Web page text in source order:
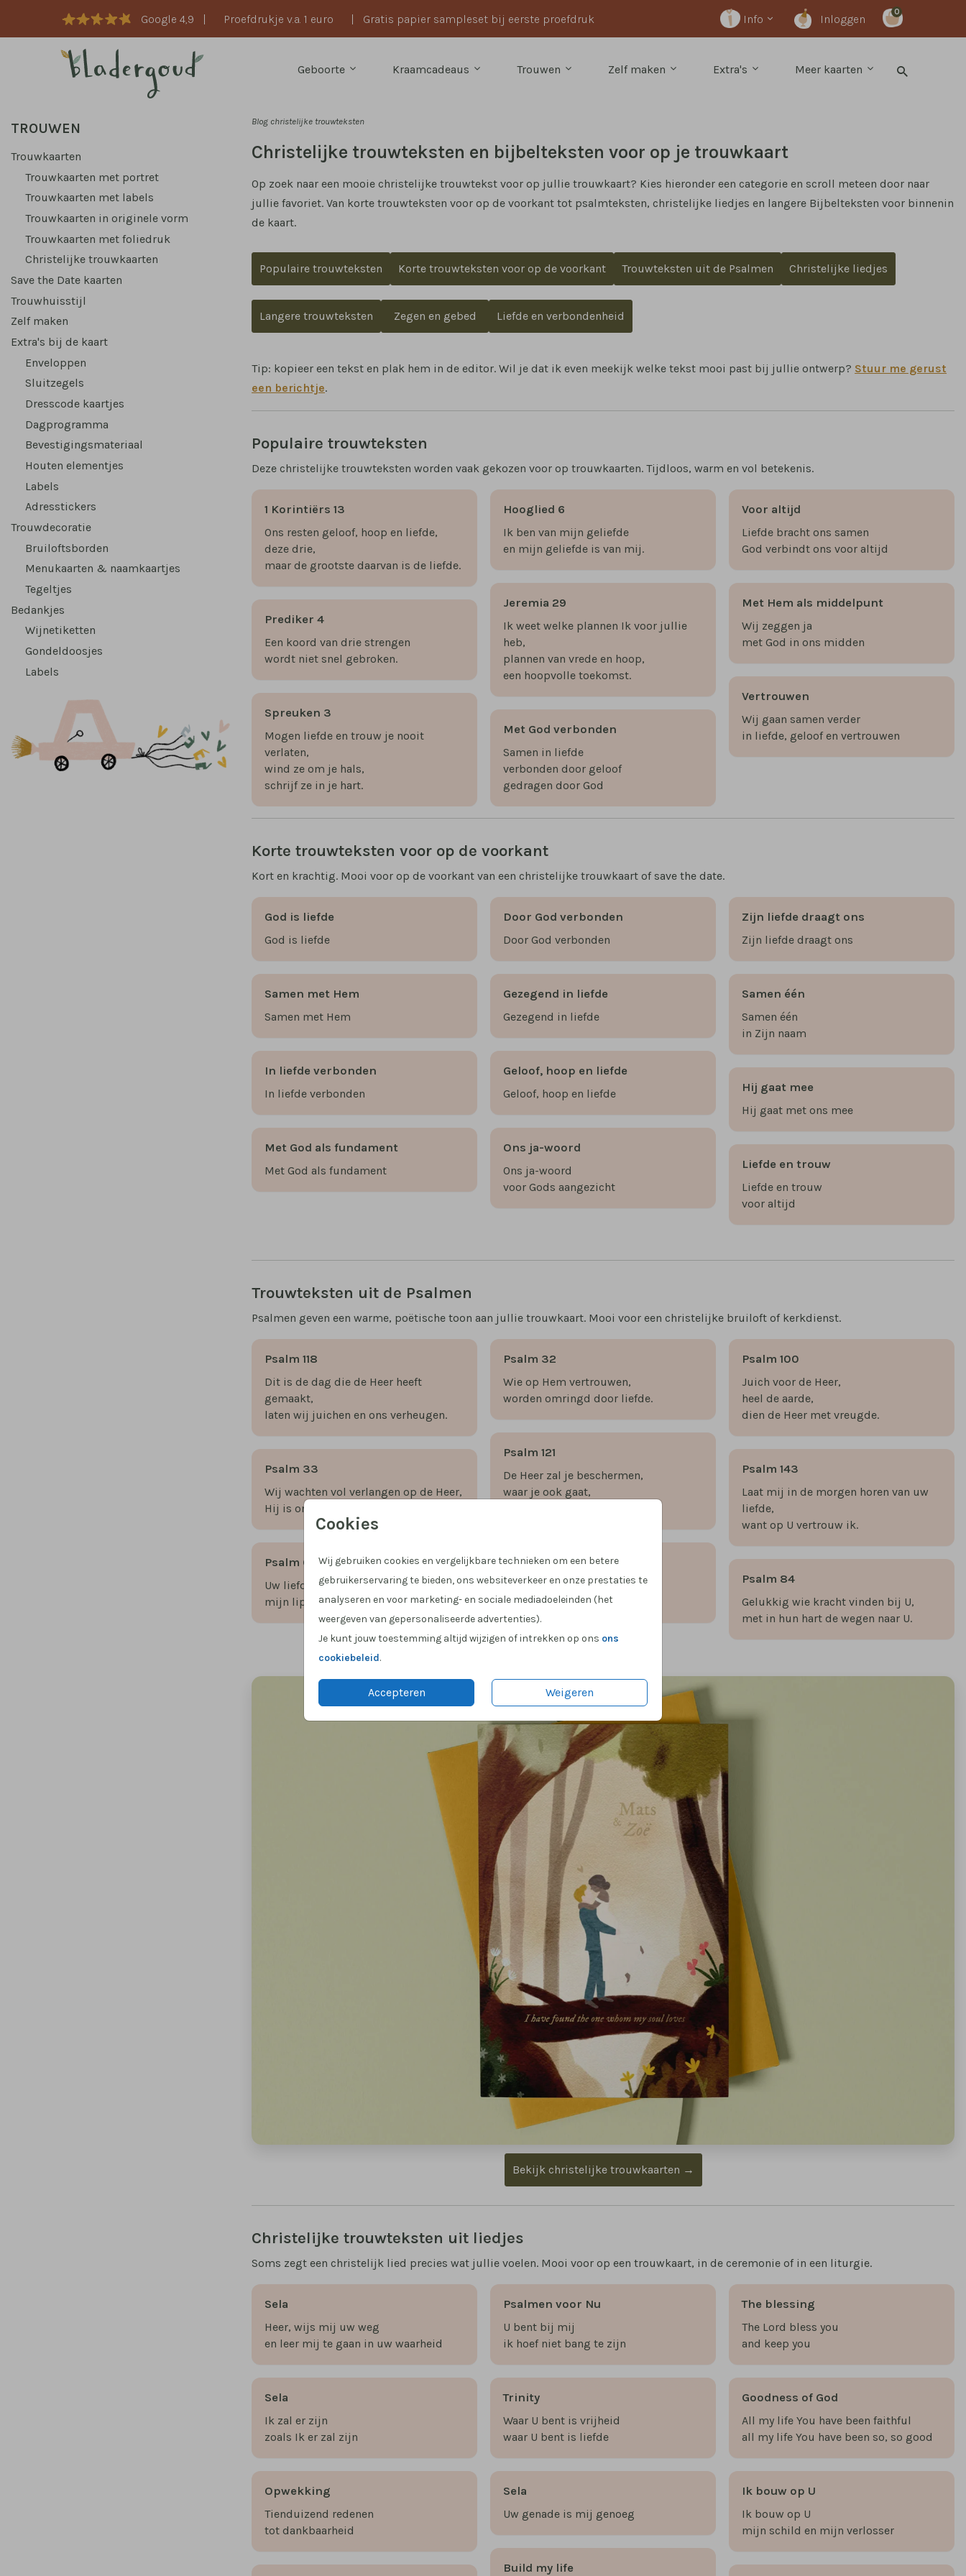
Google 4,9 | Proefdrukje v.a. 1 euro | Gratis papier sampleset bij eerste proefdruk Info Inloggen
0
Geboorte Kraamcadeaus Trouwen Zelf maken Extra's Meer kaarten
Cookies
Wij gebruiken cookies en vergelijkbare technieken om een betere
gebruikerservaring te bieden, ons websiteverkeer en onze prestaties te
analyseren en voor marketing- en sociale mediadoeleinden (het
weergeven van gepersonaliseerde advertenties).
Je kunt jouw toestemming altijd wijzigen of intrekken op ons ons
cookiebeleid.
Accepteren Weigeren
TROUWEN
Trouwkaarten
Trouwkaarten met portret
Trouwkaarten met labels
Trouwkaarten in originele vorm
Trouwkaarten met foliedruk
Christelijke trouwkaarten
Save the Date kaarten
Trouwhuisstijl
Zelf maken
Extra's bij de kaart
Enveloppen
Sluitzegels
Dresscode kaartjes
Dagprogramma
Bevestigingsmateriaal
Houten elementjes
Labels
Adresstickers
Trouwdecoratie
Bruiloftsborden
Menukaarten & naamkaartjes
Tegeltjes
Bedankjes
Wijnetiketten
Gondeldoosjes
Labels
Blog christelijke trouwteksten
Christelijke trouwteksten en bijbelteksten voor op je trouwkaart
Op zoek naar een mooie christelijke trouwtekst voor op jullie trouwkaart? Kies hieronder een categorie en scroll meteen door naar
jullie favoriet. Van korte trouwteksten voor op de voorkant tot psalmteksten, christelijke liedjes en langere Bijbelteksten voor binnenin
de kaart.
Populaire trouwteksten Korte trouwteksten voor op de voorkant Trouwteksten uit de Psalmen Christelijke liedjes
Langere trouwteksten Zegen en gebed Liefde en verbondenheid
Tip: kopieer een tekst en plak hem in de editor. Wil je dat ik even meekijk welke tekst mooi past bij jullie ontwerp? Stuur me gerust
een berichtje.
Populaire trouwteksten
Deze christelijke trouwteksten worden vaak gekozen voor op trouwkaarten. Tijdloos, warm en vol betekenis.
1 Korintiërs 13
Ons resten geloof, hoop en liefde,
deze drie,
maar de grootste daarvan is de liefde.
Prediker 4
Een koord van drie strengen
wordt niet snel gebroken.
Spreuken 3
Mogen liefde en trouw je nooit
verlaten,
wind ze om je hals,
schrijf ze in je hart.
Hooglied 6
Ik ben van mijn geliefde
en mijn geliefde is van mij.
Jeremia 29
Ik weet welke plannen Ik voor jullie
heb,
plannen van vrede en hoop,
een hoopvolle toekomst.
Met God verbonden
Samen in liefde
verbonden door geloof
gedragen door God
Voor altijd
Liefde bracht ons samen
God verbindt ons voor altijd
Met Hem als middelpunt
Wij zeggen ja
met God in ons midden
Vertrouwen
Wij gaan samen verder
in liefde, geloof en vertrouwen
Korte trouwteksten voor op de voorkant
Kort en krachtig. Mooi voor op de voorkant van een christelijke trouwkaart of save the date.
God is liefde
God is liefde
Samen met Hem
Samen met Hem
In liefde verbonden
In liefde verbonden
Met God als fundament
Met God als fundament
Door God verbonden
Door God verbonden
Gezegend in liefde
Gezegend in liefde
Geloof, hoop en liefde
Geloof, hoop en liefde
Ons ja-woord
Ons ja-woord
voor Gods aangezicht
Zijn liefde draagt ons
Zijn liefde draagt ons
Samen één
Samen één
in Zijn naam
Hij gaat mee
Hij gaat met ons mee
Liefde en trouw
Liefde en trouw
voor altijd
Trouwteksten uit de Psalmen
Psalmen geven een warme, poëtische toon aan jullie trouwkaart. Mooi voor een christelijke bruiloft of kerkdienst.
Psalm 118
Dit is de dag die de Heer heeft
gemaakt,
laten wij juichen en ons verheugen.
Psalm 33
Wij wachten vol verlangen op de Heer,
Hij is onze hulp en ons schild.
Psalm 63
Uw liefde is meer dan het leven,
mijn lippen zingen uw lof.
Psalm 32
Wie op Hem vertrouwen,
worden omringd door liefde.
Psalm 121
De Heer zal je beschermen,
waar je ook gaat,
Psalm 136
Want Zijn liefde
duurt voor eeuwig.
Psalm 100
Juich voor de Heer,
heel de aarde,
dien de Heer met vreugde.
Psalm 143
Laat mij in de morgen horen van uw
liefde,
want op U vertrouw ik.
Psalm 84
Gelukkig wie kracht vinden bij U,
met in hun hart de wegen naar U.
Bekijk christelijke trouwkaarten →
Christelijke trouwteksten uit liedjes
Soms zegt een christelijk lied precies wat jullie voelen. Mooi voor op een trouwkaart, in de ceremonie of in een liturgie.
Sela
Heer, wijs mij uw weg
en leer mij te gaan in uw waarheid
Sela
Ik zal er zijn
zoals Ik er zal zijn
Opwekking
Tienduizend redenen
tot dankbaarheid
Psalmen voor Nu
U bent bij mij
ik hoef niet bang te zijn
Trinity
Waar U bent is vrijheid
waar U bent is liefde
Sela
Uw genade is mij genoeg
Build my life
The blessing
The Lord bless you
and keep you
Goodness of God
All my life You have been faithful
all my life You have been so, so good
Ik bouw op U
Ik bouw op U
mijn schild en mijn verlosser